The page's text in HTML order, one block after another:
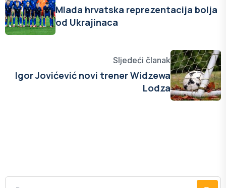
Mlada hrvatska reprezentacija bolja
od Ukrajinaca
Sljedeći članak
Igor Jovićević novi trener Widzewa
Lodza